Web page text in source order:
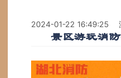
2024-01-22 16:49:25
景区游玩消